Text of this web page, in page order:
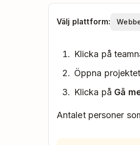
Välj plattform:
Klicka på
Öppna
Klicka på Gå
Antalet personer